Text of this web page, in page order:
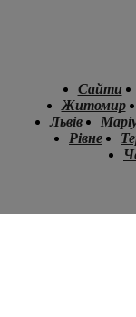
Сайти
Житомир
Львів
Рівне